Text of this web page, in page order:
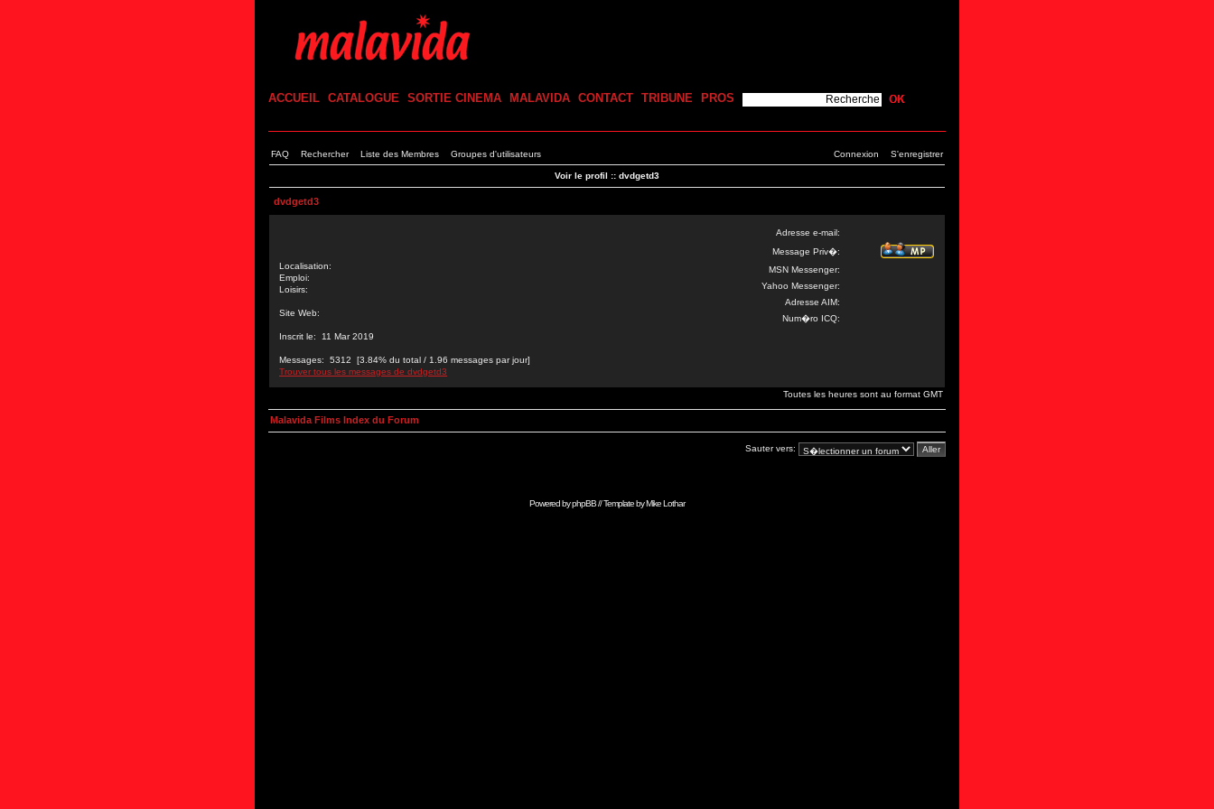
ACCUEIL CATALOGUE SORTIE CINEMA MALAVIDA CONTACT TRIBUNE PROS
FAQ Rechercher Liste des Membres Groupes d'utilisateurs Connexion S'enregistrer
Voir le profil :: dvdgetd3
dvdgetd3
Localisation:
Emploi:
Loisirs:
Site Web:
Inscrit le: 11 Mar 2019
Messages: 5312 [3.84% du total / 1.96 messages par jour]
Trouver tous les messages de dvdgetd3
Adresse e-mail:
Message Priv�:
MSN Messenger:
Yahoo Messenger:
Adresse AIM:
Num�ro ICQ:
Toutes les heures sont au format GMT
Malavida Films Index du Forum
Sauter vers:
Powered byphpBB// Template byMike Lothar